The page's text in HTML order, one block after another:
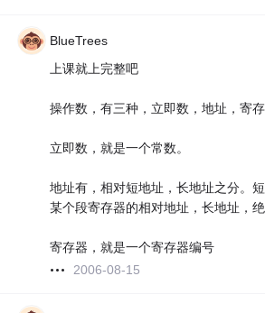
BlueTrees
上课就上完整吧
操作数，有三种，立即数，地址，寄存
立即数，就是一个常数。
地址有，相对短地址，长地址之分。
某个段寄存器的相对地址，长地址，绝
寄存器，就是一个寄存器编号
2006-08-15